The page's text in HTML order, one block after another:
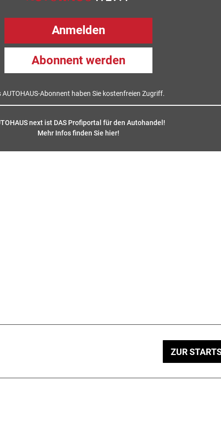
Anmelden
Abonnent werden
AUTOHAUS-Abonnent haben Sie kostenfreien Zugriff.
next ist DAS Profiportal für den Autohandel!
Mehr Infos finden Sie hier!
ZUR